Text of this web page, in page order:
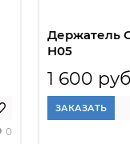
0
Держатель
H05
1 600 руб
ЗАКАЗАТЬ